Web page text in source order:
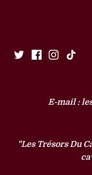
E-mail :
"Les Trésors Du